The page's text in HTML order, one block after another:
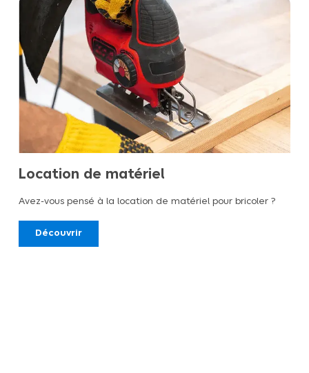
Location de matériel
Avez-vous pensé à la location de matériel pour bricoler ?
Découvrir